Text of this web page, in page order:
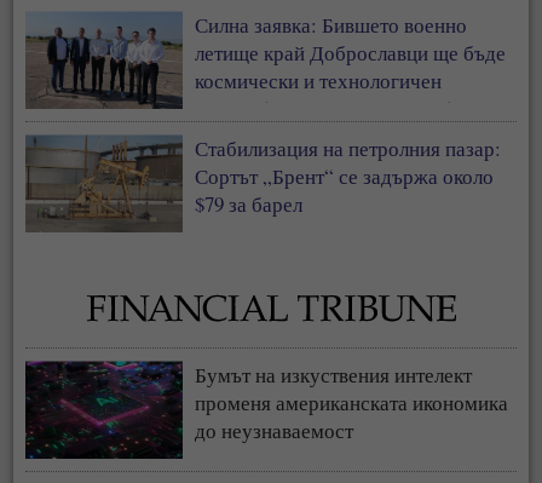
Силна заявка: Бившето военно
летище край Доброславци ще бъде
космически и технологичен
център (СНИМКИ + ВИДЕО)
Стабилизация на петролния пазар:
Сортът „Брент“ се задържа около
$79 за барел
Бумът на изкуствения интелект
променя американската икономика
до неузнаваемост